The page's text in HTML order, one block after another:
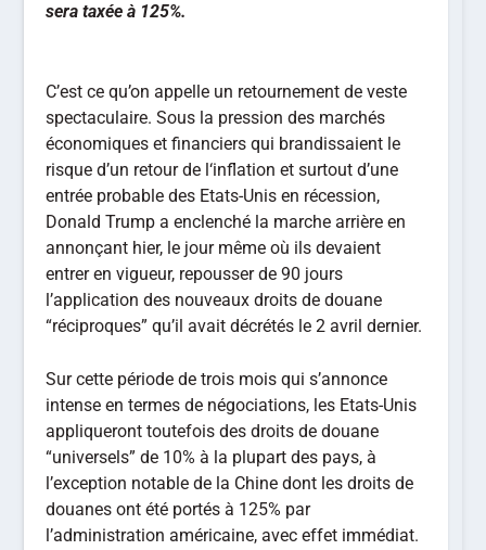
sera taxée à 125%.
C’est ce qu’on appelle un retournement de veste
spectaculaire. Sous la pression des marchés
économiques et financiers qui brandissaient le
risque d’un retour de l‘inflation et surtout d’une
entrée probable des Etats-Unis en récession,
Donald Trump a enclenché la marche arrière en
annonçant hier, le jour même où ils devaient
entrer en vigueur, repousser de 90 jours
l’application des nouveaux droits de douane
“réciproques” qu’il avait décrétés le 2 avril dernier.
Sur cette période de trois mois qui s’annonce
intense en termes de négociations, les Etats-Unis
appliqueront toutefois des droits de douane
“universels” de 10% à la plupart des pays, à
l’exception notable de la Chine dont les droits de
douanes ont été portés à 125% par
l’administration américaine, avec effet immédiat.